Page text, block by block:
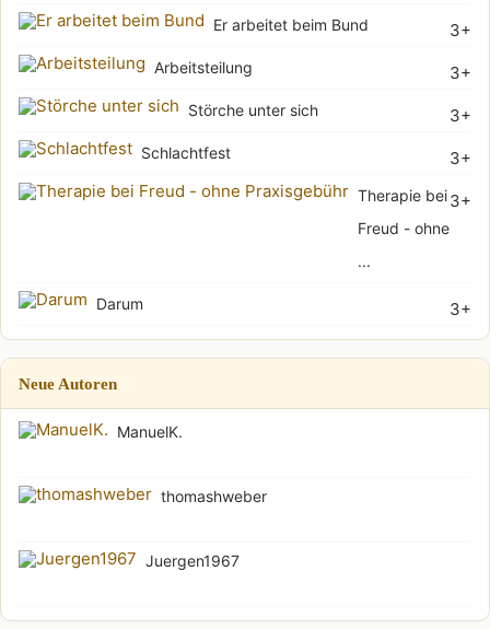
3+
Er arbeitet beim Bund
3+
Arbeitsteilung
3+
Störche unter sich
3+
Schlachtfest
3+
Therapie bei
Freud - ohne
...
3+
Darum
Neue Autoren
ManuelK.
thomashweber
Juergen1967